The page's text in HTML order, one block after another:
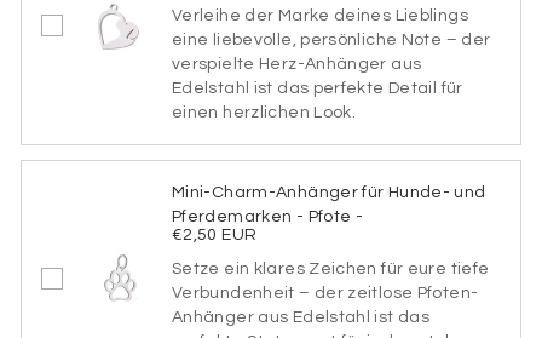
SCHRIFTART2
SCHRIFTART4
Verleihe der Marke deines Lieblings
eine liebevolle, persönliche Note – der
verspielte Herz-Anhänger aus
Edelstahl ist das perfekte Detail für
einen herzlichen Look.
Mini-Charm-Anhänger für Hunde- und
Pferdemarken - Pfote -
€2,50 EUR
Setze ein klares Zeichen für eure tiefe
Verbundenheit – der zeitlose Pfoten-
Anhänger aus Edelstahl ist das